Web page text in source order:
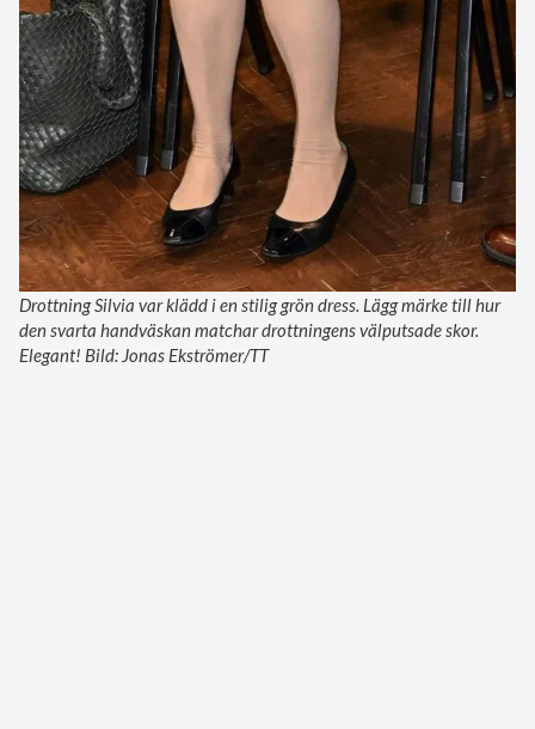
Drottning Silvia var klädd i en stilig grön dress. Lägg märke till hur
den svarta handväskan matchar drottningens välputsade skor.
Elegant! Bild: Jonas Ekströmer/TT